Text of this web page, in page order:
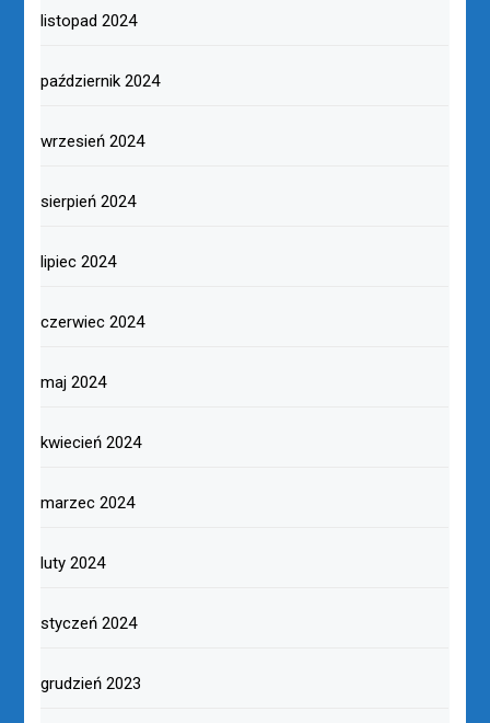
listopad 2024
październik 2024
wrzesień 2024
sierpień 2024
lipiec 2024
czerwiec 2024
maj 2024
kwiecień 2024
marzec 2024
luty 2024
styczeń 2024
grudzień 2023